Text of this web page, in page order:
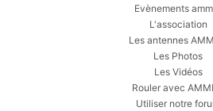
Evènements
L'association
Les antennes
Les Photos
Les Vidéos
Rouler avec
Utiliser notre